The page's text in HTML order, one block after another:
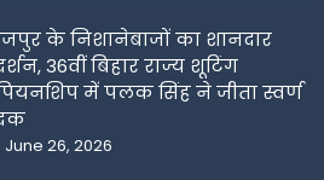
के निशानेबाजों का शानदार
36वीं बिहार राज्य शूटिंग
में पलक सिंह ने जीता स्वर्ण
Posted
on
June 26, 2026